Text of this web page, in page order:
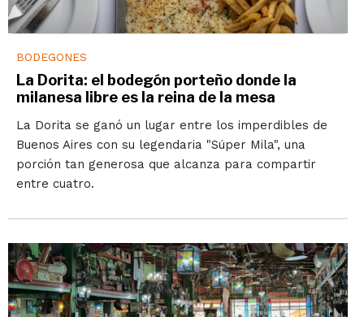
BODEGONES
La Dorita: el bodegón porteño donde la
milanesa libre es la reina de la mesa
La Dorita se ganó un lugar entre los imperdibles de
Buenos Aires con su legendaria "Súper Mila", una
porción tan generosa que alcanza para compartir
entre cuatro.